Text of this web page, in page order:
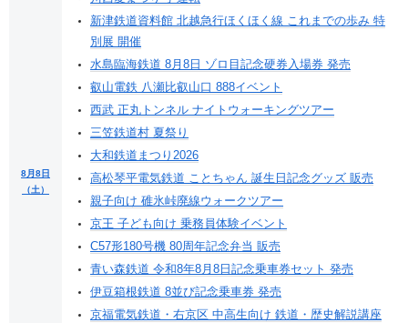
8月8日
（土）
新津鉄道資料館 北越急行ほくほく線 これまでの歩み 特
別展 開催
水島臨海鉄道 8月8日 ゾロ目記念硬券入場券 発売
叡山電鉄 八瀬比叡山口 888イベント
西武 正丸トンネル ナイトウォーキングツアー
三笠鉄道村 夏祭り
大和鉄道まつり2026
高松琴平電気鉄道 ことちゃん 誕生日記念グッズ 販売
親子向け 碓氷峠廃線ウォークツアー
京王 子ども向け 乗務員体験イベント
C57形180号機 80周年記念弁当 販売
青い森鉄道 令和8年8月8日記念乗車券セット 発売
伊豆箱根鉄道 8並び記念乗車券 発売
京福電気鉄道・右京区 中高生向け 鉄道・歴史解説講座